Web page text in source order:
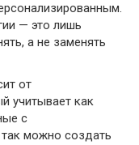
— это лишь
а не заменять
от
учитывает как
с
так можно создать